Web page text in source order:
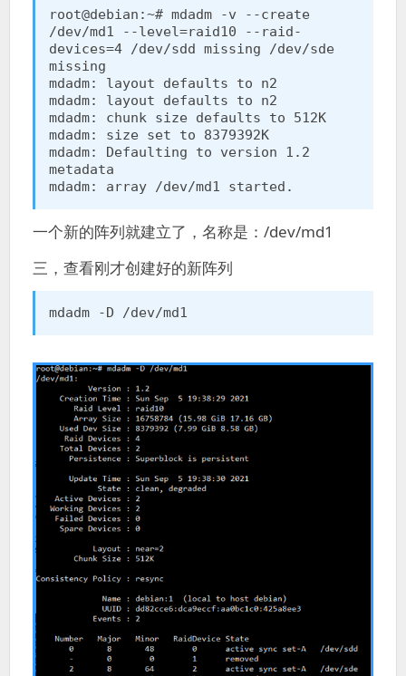
root@debian:~# mdadm -v --create
/dev/md1 --level=raid10 --raid-
devices=4 /dev/sdd missing /dev/sde
missing
mdadm: layout defaults to n2
mdadm: layout defaults to n2
mdadm: chunk size defaults to 512K
mdadm: size set to 8379392K
mdadm: Defaulting to version 1.2
metadata
mdadm: array /dev/md1 started.
一个新的阵列就建立了，名称是：/dev/md1
三，查看刚才创建好的新阵列
mdadm -D /dev/md1